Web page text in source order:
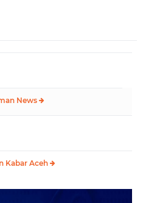
News
Kabar Aceh